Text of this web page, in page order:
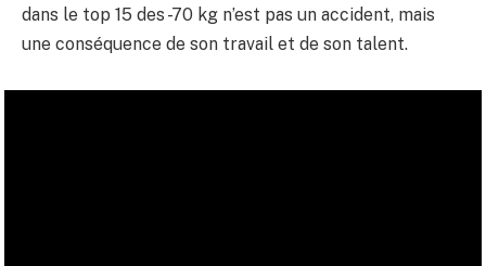
dans le top 15 des -70 kg n’est pas un accident, mais
une conséquence de son travail et de son talent.